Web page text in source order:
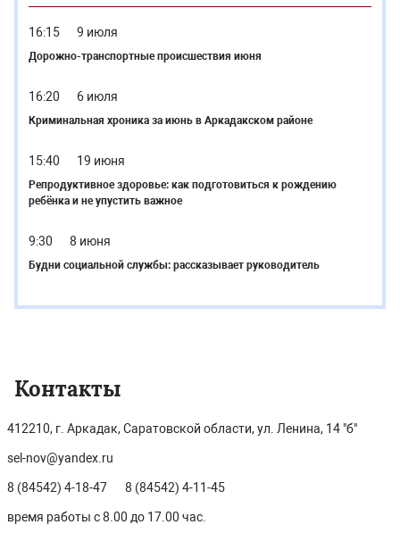
16:15 9 июля
Дорожно-транспортные происшествия июня
16:20 6 июля
Криминальная хроника за июнь в Аркадакском районе
15:40 19 июня
Репродуктивное здоровье: как подготовиться к рождению
ребёнка и не упустить важное
9:30 8 июня
Будни социальной службы: рассказывает руководитель
Контакты
412210, г. Аркадак, Саратовской области, ул. Ленина, 14 "б"
sel-nov@yandex.ru
8 (84542) 4-18-47 8 (84542) 4-11-45
время работы с 8.00 до 17.00 час.